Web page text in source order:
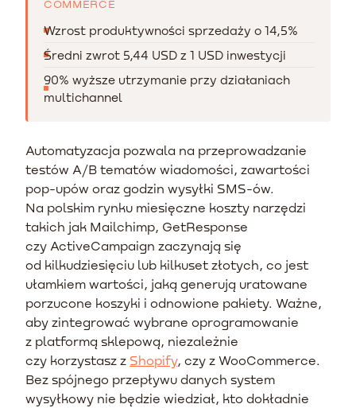
COMMERCE
Wzrost produktywności sprzedaży o 14,5%
Średni zwrot 5,44 USD z 1 USD inwestycji
90% wyższe utrzymanie przy działaniach
multichannel
Automatyzacja pozwala na przeprowadzanie
testów A/B tematów wiadomości, zawartości
pop-upów oraz godzin wysyłki SMS-ów.
Na polskim rynku miesięczne koszty narzędzi
takich jak Mailchimp, GetResponse
czy ActiveCampaign zaczynają się
od kilkudziesięciu lub kilkuset złotych, co jest
ułamkiem wartości, jaką generują uratowane
porzucone koszyki i odnowione pakiety. Ważne,
aby zintegrować wybrane oprogramowanie
z platformą sklepową, niezależnie
czy korzystasz z Shopify, czy z WooCommerce.
Bez spójnego przepływu danych system
wysyłkowy nie będzie wiedział, kto dokładnie